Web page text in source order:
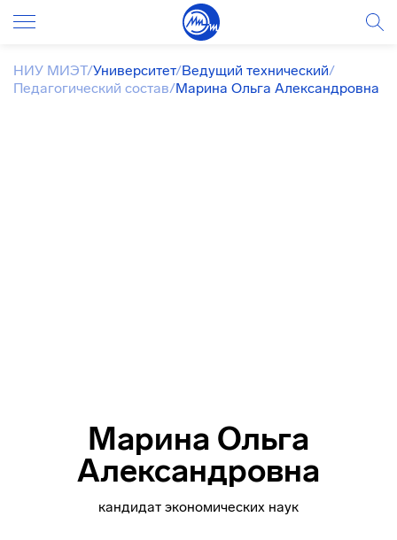
НИУ МИЭТ/Университет/Ведущий технический/
Педагогический состав/Марина Ольга Александровна
Марина Ольга
Александровна
кандидат экономических наук